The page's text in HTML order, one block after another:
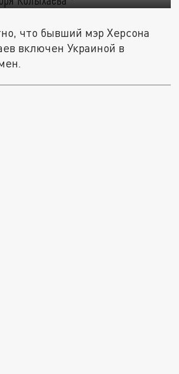
что бывший мэр Херсона
включен Украиной в